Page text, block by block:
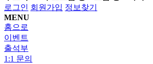
로그인 회원가입 정보찾기
MENU
홈으로
이벤트
출석부
1:1 문의